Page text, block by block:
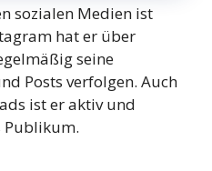
sozialen Medien ist
hat er über
seine
Posts verfolgen. Auch
ist er aktiv und
Publikum.